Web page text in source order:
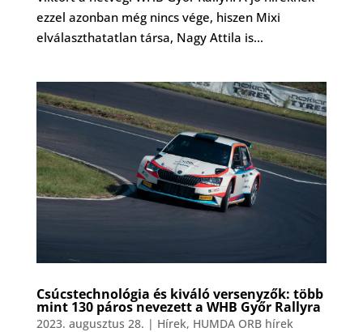
ezzel azonban még nincs vége, hiszen Mixi
elválaszthatatlan társa, Nagy Attila is...
Csúcstechnológia és kiváló versenyzők: több
mint 130 páros nevezett a WHB Győr Rallyra
2023. augusztus 28. | Hírek, HUMDA ORB hírek